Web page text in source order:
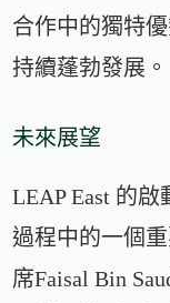
合作中的獨特
持續蓬勃發展。
未來展望
LEAP East 的
過程中的一個
席Faisal Bin